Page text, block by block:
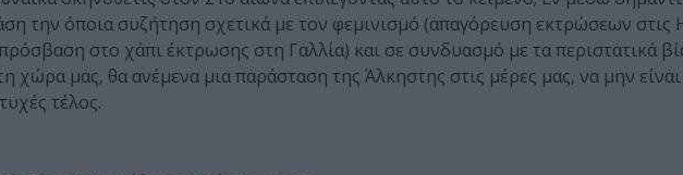
την όποια συζήτηση σχετικά με τον φεμινισμό (απαγόρευση εκτρώσεων στις
στο χάπι έκτρωσης στη Γαλλία) και σε συνδυασμό με τα περιστατικά
χώρα μας, θα ανέμενα μια παράσταση της Άλκηστης στις μέρες μας, να μην
τέλος.